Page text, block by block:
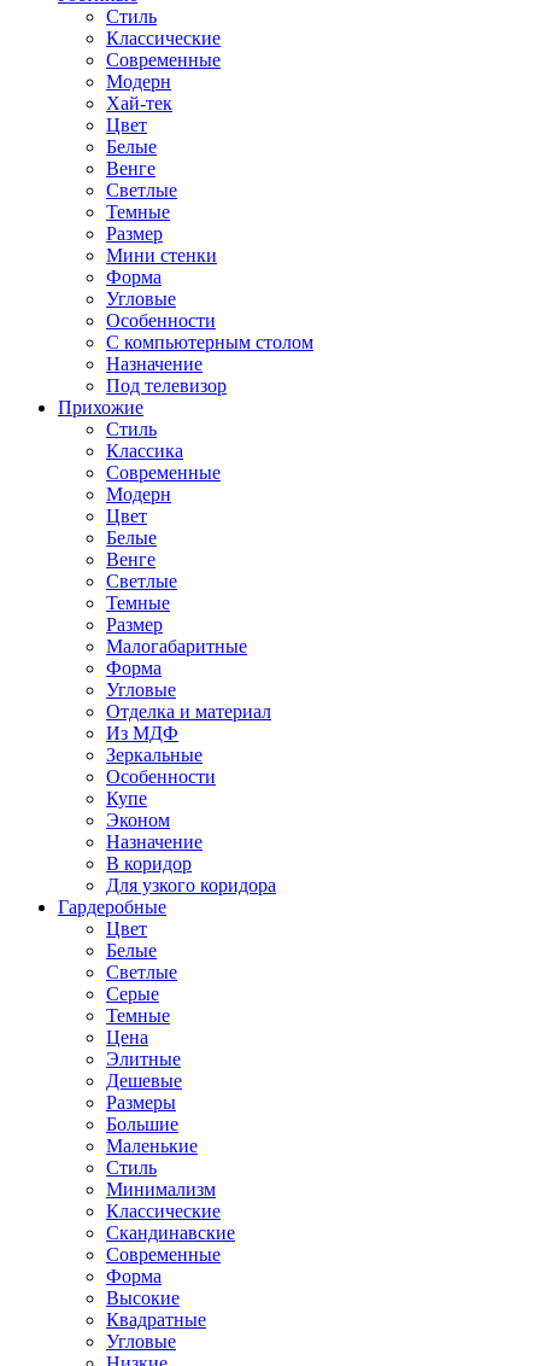
Стиль
Классические
Современные
Модерн
Хай-тек
Цвет
Белые
Венге
Светлые
Темные
Размер
Мини стенки
Форма
Угловые
Особенности
С компьютерным столом
Назначение
Под телевизор
Прихожие
Стиль
Классика
Современные
Модерн
Цвет
Белые
Венге
Светлые
Темные
Размер
Малогабаритные
Форма
Угловые
Отделка и материал
Из МДФ
Зеркальные
Особенности
Купе
Эконом
Назначение
В коридор
Для узкого коридора
Гардеробные
Цвет
Белые
Светлые
Серые
Темные
Цена
Элитные
Дешевые
Размеры
Большие
Маленькие
Стиль
Минимализм
Классические
Скандинавские
Современные
Форма
Высокие
Квадратные
Угловые